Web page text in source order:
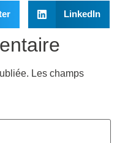
LinkedIn
Les champs